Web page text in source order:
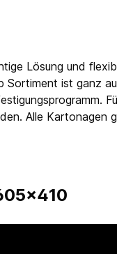
Lösung und
ist ganz
Alle Kartonagen